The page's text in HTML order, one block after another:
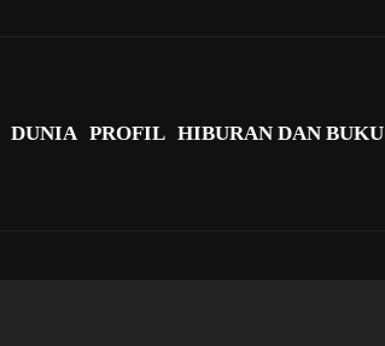
DUNIA PROFIL HIBURAN DAN BUKU